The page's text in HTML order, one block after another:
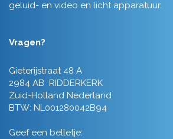
geluid- en video en licht apparatuur.
Vragen?
Gieterijstraat 48 A
2984 AB RIDDERKERK
Zuid-Holland Nederland
BTW: NL001280042B94
Geef een belletje: